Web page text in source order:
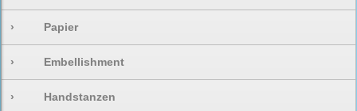
› Papier
› Embellishment
› Handstanzen